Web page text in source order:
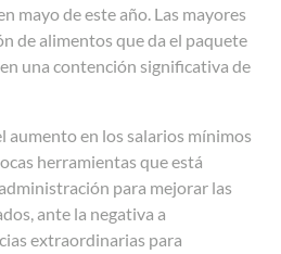
mayo de este año. Las mayores
de alimentos que da el paquete
una contención significativa de
aumento en los salarios mínimos
herramientas que está
para mejorar las
ante la negativa a
extraordinarias para